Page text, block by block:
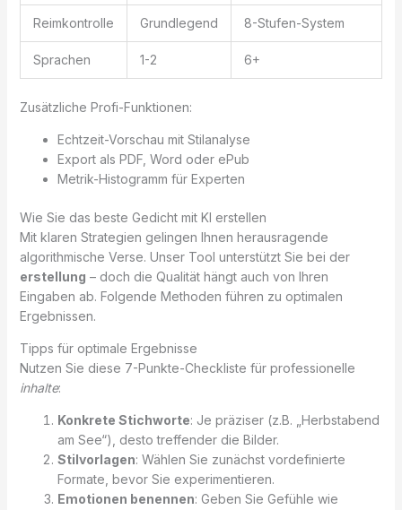
Reimkontrolle Grundlegend 8-Stufen-System
Sprachen 1-2 6+
Zusätzliche Profi-Funktionen:
Echtzeit-Vorschau mit Stilanalyse
Export als PDF, Word oder ePub
Metrik-Histogramm für Experten
Wie Sie das beste Gedicht mit KI erstellen
Mit klaren Strategien gelingen Ihnen herausragende
algorithmische Verse. Unser Tool unterstützt Sie bei der
erstellung – doch die Qualität hängt auch von Ihren
Eingaben ab. Folgende Methoden führen zu optimalen
Ergebnissen.
Tipps für optimale Ergebnisse
Nutzen Sie diese 7-Punkte-Checkliste für professionelle
inhalte:
Konkrete Stichworte: Je präziser (z.B. „Herbstabend
am See“), desto treffender die Bilder.
Stilvorlagen: Wählen Sie zunächst vordefinierte
Formate, bevor Sie experimentieren.
Emotionen benennen: Geben Sie Gefühle wie